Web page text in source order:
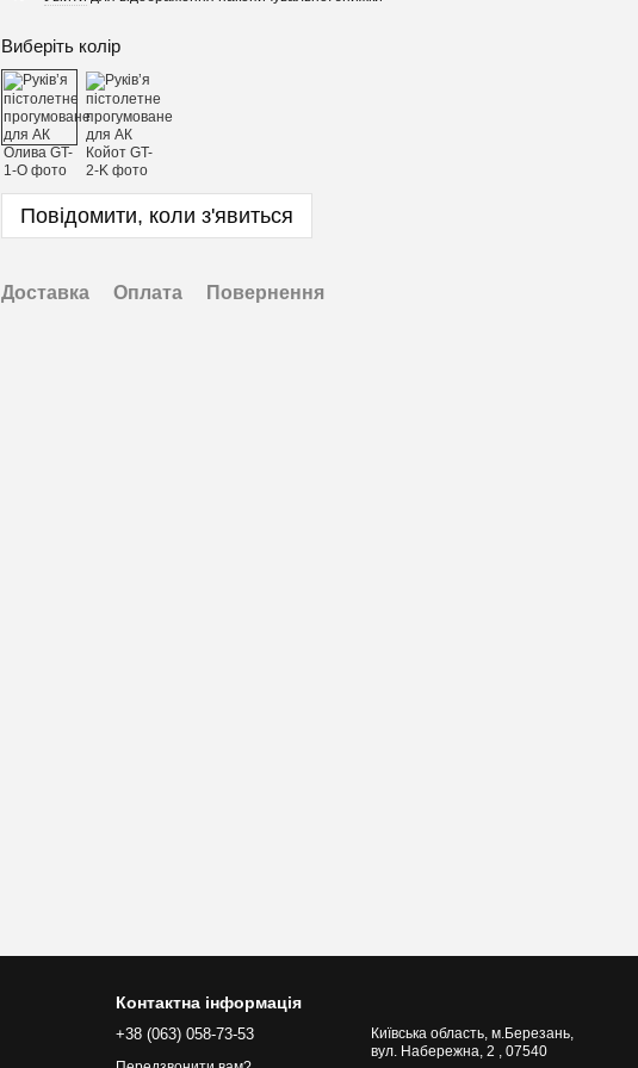
Виберіть колір
Повідомити, коли з'явиться
Доставка Оплата Повернення
Контактна інформація
+38 (063) 058-73-53
Київська область, м.Березань,
вул. Набережна, 2 , 07540